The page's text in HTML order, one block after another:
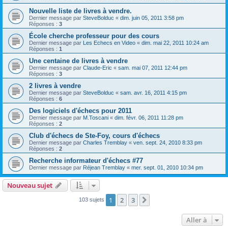
Nouvelle liste de livres à vendre.
Dernier message par SteveBolduc « dim. juin 05, 2011 3:58 pm
Réponses : 3
École cherche professeur pour des cours
Dernier message par Les Echecs en Video « dim. mai 22, 2011 10:24 am
Réponses : 1
Une centaine de livres à vendre
Dernier message par Claude-Eric « sam. mai 07, 2011 12:44 pm
Réponses : 3
2 livres à vendre
Dernier message par SteveBolduc « sam. avr. 16, 2011 4:15 pm
Réponses : 6
Des logiciels d'échecs pour 2011
Dernier message par M.Toscani « dim. févr. 06, 2011 11:28 pm
Réponses : 2
Club d'échecs de Ste-Foy, cours d'échecs
Dernier message par Charles Tremblay « ven. sept. 24, 2010 8:33 pm
Réponses : 2
Recherche informateur d'échecs #77
Dernier message par Réjean Tremblay « mer. sept. 01, 2010 10:34 pm
Nouveau sujet
103 sujets 1 2 3
Aller à